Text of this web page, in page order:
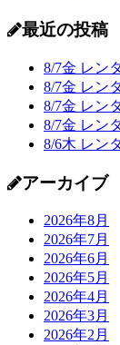
最近の投稿
8/7金 レン
8/7金 レン
8/7金 レン
8/7金 レン
8/6木 レン
アーカイブ
2026年8月
2026年7月
2026年6月
2026年5月
2026年4月
2026年3月
2026年2月